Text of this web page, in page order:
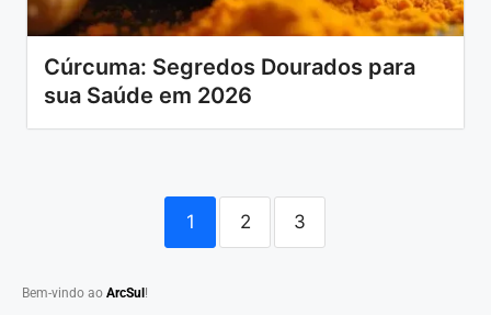
Cúrcuma: Segredos Dourados para
sua Saúde em 2026
1 2 3
Bem-vindo ao ArcSul!